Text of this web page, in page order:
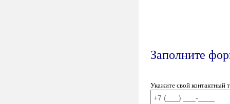
Заполните
Укажите свой контактный